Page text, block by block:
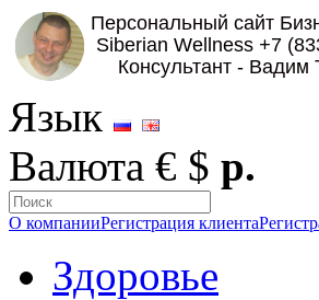
Язык
Валюта € $ р.
О компанииРегистрация клиента
Здоровье